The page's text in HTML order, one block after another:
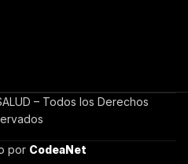
– Todos los Derechos
por CodeaNet